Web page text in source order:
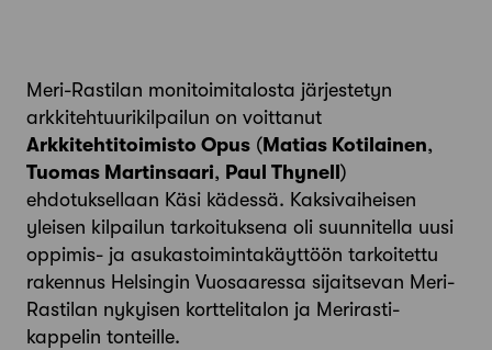
Meri-Rastilan monitoimitalosta järjestetyn
arkkitehtuurikilpailun on voittanut
Arkkitehtitoimisto Opus (Matias Kotilainen,
Tuomas Martinsaari, Paul Thynell)
ehdotuksellaan Käsi kädessä. Kaksivaiheisen
yleisen kilpailun tarkoituksena oli suunnitella uusi
oppimis- ja asukastoimintakäyttöön tarkoitettu
rakennus Helsingin Vuosaaressa sijaitsevan Meri-
Rastilan nykyisen korttelitalon ja Merirasti-
kappelin tonteille.